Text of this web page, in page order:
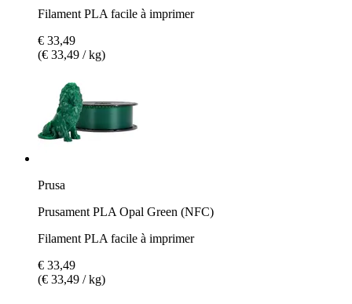
Filament PLA facile à imprimer
€ 33,49
(€ 33,49 / kg)
Prusa
Prusament PLA Opal Green (NFC)
Filament PLA facile à imprimer
€ 33,49
(€ 33,49 / kg)